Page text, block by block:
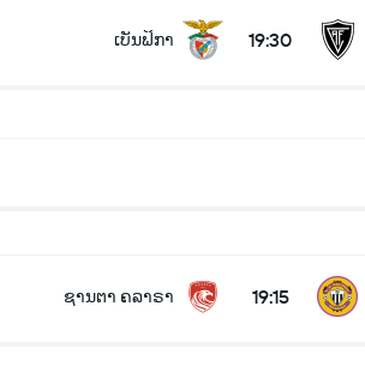
ເບັນຟິກາ 19:30
ຊານຕາ ຄລາຣາ 19:15